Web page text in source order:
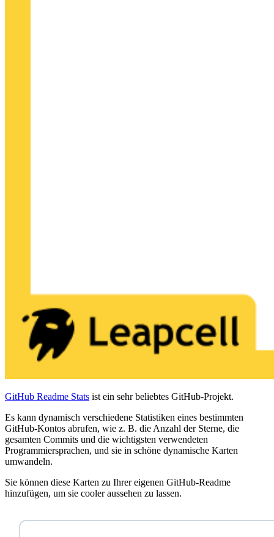
GitHub Readme Stats ist ein sehr beliebtes GitHub-Projekt.
Es kann dynamisch verschiedene Statistiken eines bestimmten
GitHub-Kontos abrufen, wie z. B. die Anzahl der Sterne, die
gesamten Commits und die wichtigsten verwendeten
Programmiersprachen, und sie in schöne dynamische Karten
umwandeln.
Sie können diese Karten zu Ihrer eigenen GitHub-Readme
hinzufügen, um sie cooler aussehen zu lassen.